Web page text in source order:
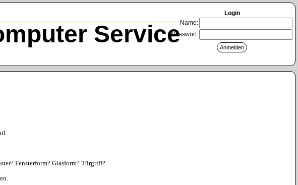
Service
Login
Name:
Passwort:
Fensterform? Glasform? Türgriff?